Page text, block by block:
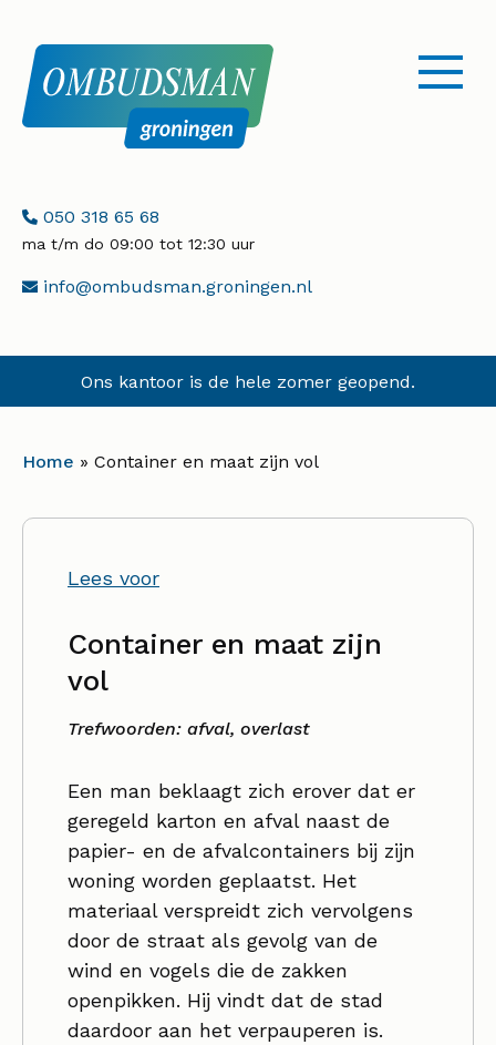
menu
openen
Telefoonnummer:
050 318 65 68
ma t/m do 09:00 tot 12:30 uur
E-info@ombudsman.groningen.nl
Ons kantoor is de hele zomer geopend.
Home » Container en maat zijn vol
Lees voor
Container en maat zijn
vol
Trefwoorden: afval, overlast
Een man beklaagt zich erover dat er
geregeld karton en afval naast de
papier- en de afvalcontainers bij zijn
woning worden geplaatst. Het
materiaal verspreidt zich vervolgens
door de straat als gevolg van de
wind en vogels die de zakken
openpikken. Hij vindt dat de stad
daardoor aan het verpauperen is.